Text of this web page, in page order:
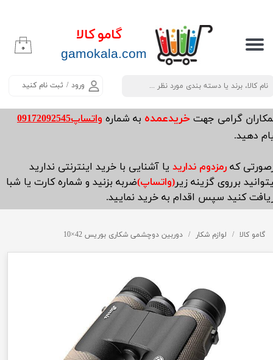
گامو کالا
​​​​​​gamokala.com
ورود / ثبت نام کنید
حساب کاربری من
تغییر گذر واژه
سفارشات
خروج از حساب کاربری
۰
گرامی جهت خریدعمده به شماره واتساپ09172092545
دهید.
که رمزدوم ندارید یا آشنایی با خرید اینترنتی ندارید
برروی گزینه زیر(واتساپ)ضربه بزنید و شماره کارت یا شبا
کنید سپس اقدام به خرید نمایید.
گامو کالا لوازم شکار دوربین دوچشمی شکاری بوریس 42×10